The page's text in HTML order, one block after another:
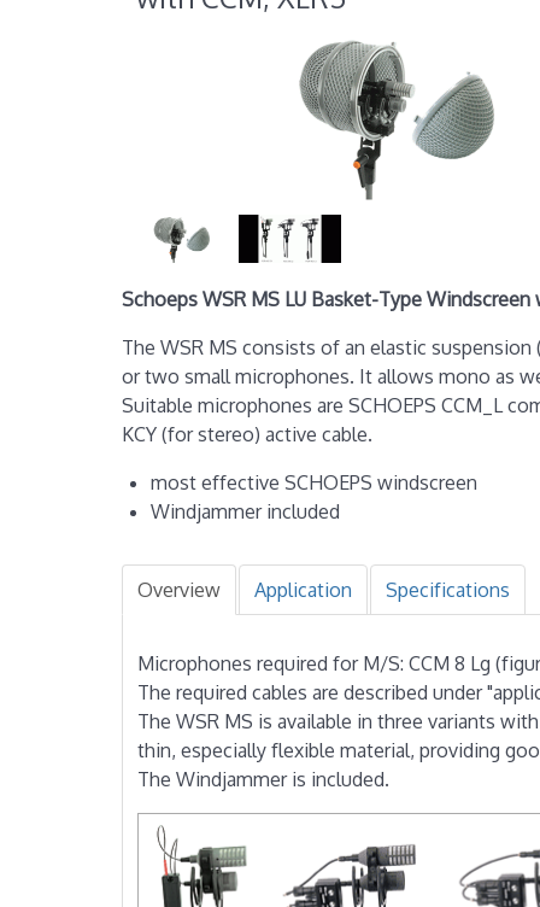
Schoeps WSR MS LU Basket-Type
The WSR MS consists of an elastic
or two small microphones. It allows mono as
Suitable microphones are SCHOEPS CCM_L
KCY (for stereo) active cable.
most effective SCHOEPS windscreen
Windjammer included
Overview Application Specifications
Microphones required for M/S: CCM 8 Lg
The required cables are described under
The WSR MS is available in three variants
thin, especially flexible material, providing
The Windjammer is included.